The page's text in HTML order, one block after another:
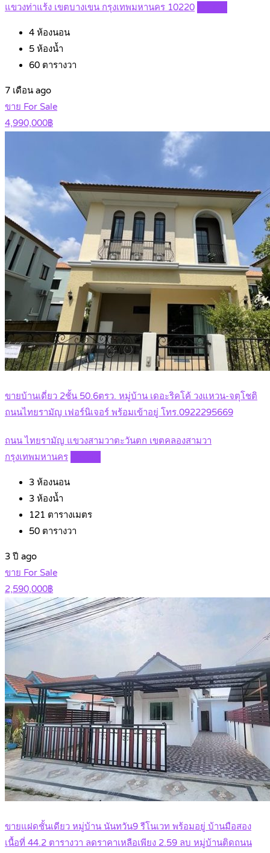
แขวงท่าแร้ง เขตบางเขน กรุงเทพมหานคร 10220
4 ห้องนอน
5 ห้องน้ำ
60 ตารางวา
7 เดือน ago
ขาย For Sale
4,990,000฿
ขายบ้านเดี่ยว 2ชั้น 50.6ตรว. หมู่บ้าน เดอะริคโค้ วงแหวน-จตุโชติ
ถนนไทยรามัญ เฟอร์นิเจอร์ พร้อมเข้าอยู่ โทร.0922295669
ถนน ไทยรามัญ แขวงสามวาตะวันตก เขตคลองสามวา
กรุงเทพมหานคร
3 ห้องนอน
3 ห้องน้ำ
121 ตารางเมตร
50 ตารางวา
3 ปี ago
ขาย For Sale
2,590,000฿
ขายแฝดชั้นเดียว หมู่บ้าน นันทวัน9 รีโนเวท พร้อมอยู่ บ้านมือสอง
เนื้อที่ 44.2 ตารางวา ลดราคาเหลือเพียง 2.59 ลบ หมู่บ้านติดถนน